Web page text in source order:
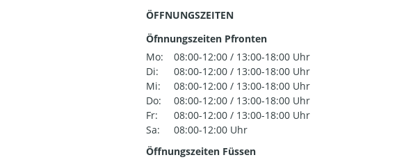
ÖFFNUNGSZEITEN
Öfnnungszeiten Pfronten
Mo:
08:00-12:00 / 13:00-18:00 Uhr
Di:
08:00-12:00 / 13:00-18:00 Uhr
Mi:
08:00-12:00 / 13:00-18:00 Uhr
Do:
08:00-12:00 / 13:00-18:00 Uhr
Fr:
08:00-12:00 / 13:00-18:00 Uhr
Sa:
08:00-12:00 Uhr
Öffnungszeiten Füssen